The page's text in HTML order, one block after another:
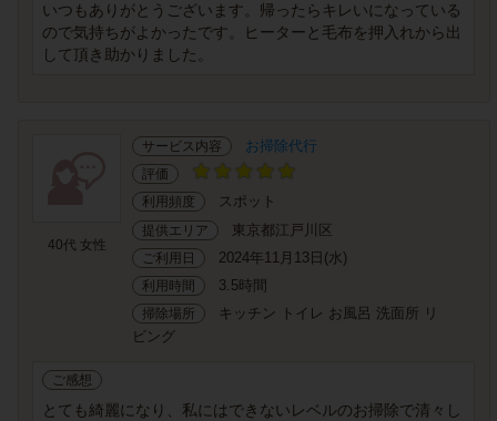
いつもありがとうございます。帰ったらキレいになっている
ので気持ちがよかったです。ヒーターと毛布を押入れから出
して頂き助かりました。
40代 女性
サービス内容 お掃除代行
評価
利用頻度
スポット
提供エリア 東京都江戸川区
ご利用日 2024年11月13日(水)
利用時間 3.5時間
掃除場所
キッチン トイレ お風呂 洗面所 リ
ビング
ご感想
とても綺麗になり、私にはできないレベルのお掃除で清々し